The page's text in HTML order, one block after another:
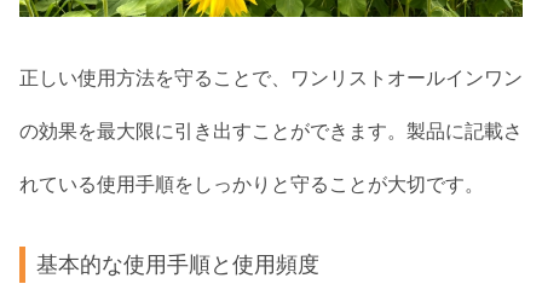
正しい使用方法を守ることで、ワンリストオールインワン
の効果を最大限に引き出すことができます。製品に記載さ
れている使用手順をしっかりと守ることが大切です。
基本的な使用手順と使用頻度